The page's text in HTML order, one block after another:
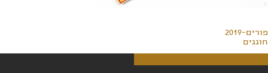
פורים-2019
חוגגים